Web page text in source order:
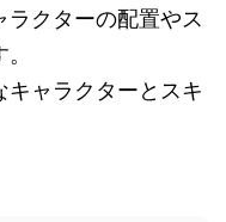
クターの配置やス
ャラクターとスキ